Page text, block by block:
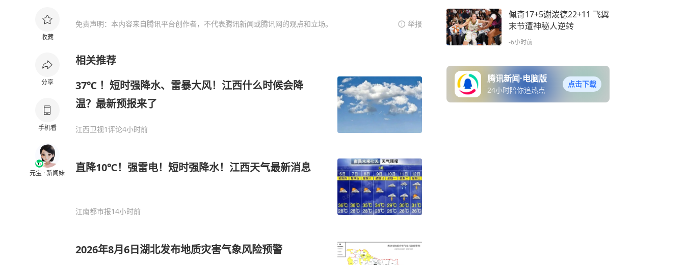
收藏
分享
手机看
元宝 · 新闻妹
免责声明：本内容来自腾讯平台创作者，不代表腾讯新闻或腾讯网的观点和立场。 举报
相关推荐
37℃ ！短时强降水、雷暴大风！江西什么时候会降
温？最新预报来了
江西卫视1评论4小时前
直降10℃！强雷电！短时强降水！江西天气最新消息
江南都市报14小时前
2026年8月6日湖北发布地质灾害气象风险预警
佩奇17+5谢泼德22+11 飞翼
末节遭神秘人逆转
-6小时前
腾讯新闻·电脑版
24小时陪你追热点
点击下载